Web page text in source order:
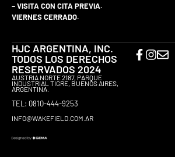
– VISITA CON CITA PREVIA.
VIERNES CERRADO.
HJC ARGENTINA, INC.
TODOS LOS DERECHOS
RESERVADOS 2024
AUSTRIA NORTE 2187, PARQUE
INDUSTRIAL TIGRE, BUENOS AIRES,
ARGENTINA.
TEL: 0810-444-9253
INFO@WAKEFIELD.COM.AR